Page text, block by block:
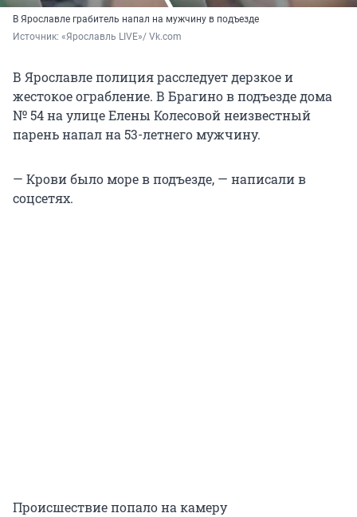
В Ярославле грабитель напал на мужчину в подъезде
Источник: «Ярославль LIVE»/ Vk.com
В Ярославле полиция расследует дерзкое и
жестокое ограбление. В Брагино в подъезде дома
№ 54 на улице Елены Колесовой неизвестный
парень напал на 53-летнего мужчину.
— Крови было море в подъезде, — написали в
соцсетях.
Происшествие попало на камеру